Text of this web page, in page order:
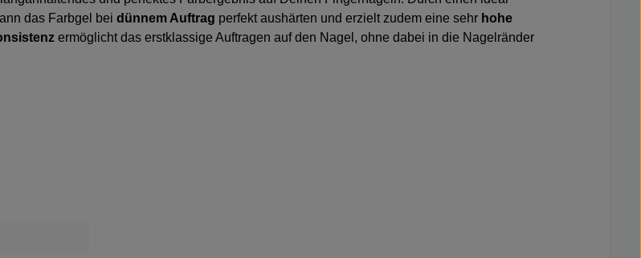
das Farbgel bei dünnem Auftrag perfekt aushärten und erzielt zudem eine sehr hohe
ermöglicht das erstklassige Auftragen auf den Nagel, ohne dabei in die Nagelränder